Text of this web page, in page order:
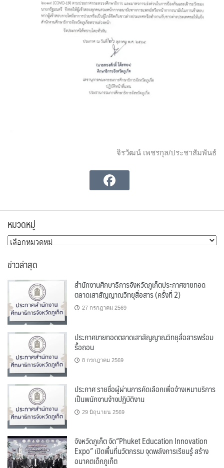
จิรวัฒน์ เพชรกุล/ประชาสัมพันธ์
หมวดหมู่
หมวด
ข่าวล่าสุด
สำนักงานศึกษาธิการจังหวัดภูเก็ตประกาศขายทอด
ตลาดเสาสัญญาณวิทยุสื่อสาร (ครั้งที่ 2)
27 กรกฎาคม 2569
ประกาศขายทอดตลาดเสาสัญญาณวิทยุสื่อสารพร้อม
รื้อถอน
8 กรกฎาคม 2569
ประกาศ รายชื่อผู้ผ่านการคัดเลือกเพื่อจ้างเหมาบริการ
เป็นพนักงานจ้างปฏิบัติงาน
29 มิถุนายน 2569
จังหวัดภูเก็ต จัด“Phuket Education Innovation
Expo” เปิดพื้นที่นวัตกรรม จุดพลังการเรียนรู้ สร้าง
อนาคตเด็กภูเก็ต